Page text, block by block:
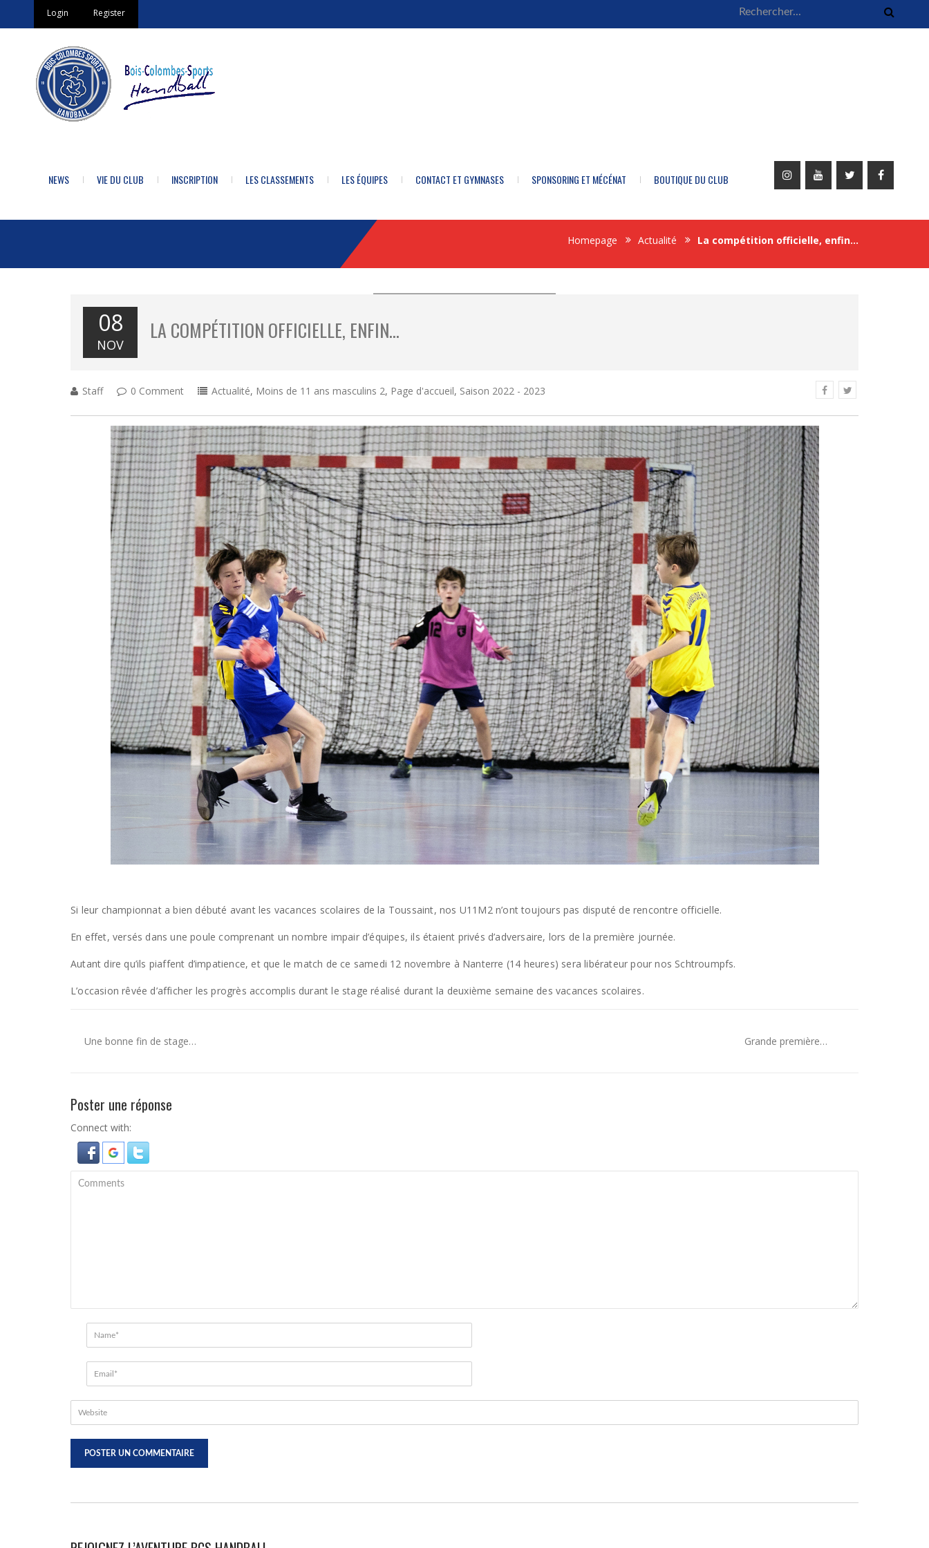
Login Register
NEWS VIE DU CLUB INSCRIPTION LES CLASSEMENTS LES ÉQUIPES CONTACT ET GYMNASES SPONSORING ET MÉCÉNAT BOUTIQUE DU CLUB
Homepage Actualité La compétition officielle, enfin…
08
NOV
LA COMPÉTITION OFFICIELLE, ENFIN…
Staff 0 Comment Actualité, Moins de 11 ans masculins 2, Page d'accueil, Saison 2022 - 2023
Si leur championnat a bien débuté avant les vacances scolaires de la Toussaint, nos U11M2 n’ont toujours pas disputé de rencontre officielle.
En effet, versés dans une poule comprenant un nombre impair d’équipes, ils étaient privés d’adversaire, lors de la première journée.
Autant dire qu’ils piaffent d’impatience, et que le match de ce samedi 12 novembre à Nanterre (14 heures) sera libérateur pour nos Schtroumpfs.
L’occasion rêvée d’afficher les progrès accomplis durant le stage réalisé durant la deuxième semaine des vacances scolaires.
Une bonne fin de stage… Grande première…
Poster une réponse
Connect with: